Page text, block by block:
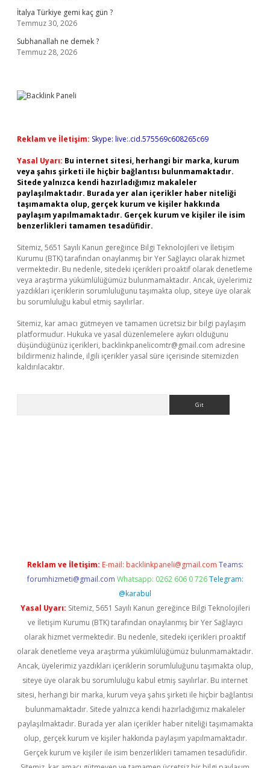
İtalya Türkiye gemi kaç gün ?
Temmuz 30, 2026
Subhanallah ne demek ?
Temmuz 28, 2026
Reklam ve İletişim: Skype: live:.cid.575569c608265c69
Yasal Uyarı: Bu internet sitesi, herhangi bir marka, kurum
veya şahıs şirketi ile hiçbir bağlantısı bulunmamaktadır.
Sitede yalnızca kendi hazırladığımız makaleler
paylaşılmaktadır. Burada yer alan içerikler haber niteliği
taşımamakta olup, gerçek kurum ve kişiler hakkında
paylaşım yapılmamaktadır. Gerçek kurum ve kişiler ile isim
benzerlikleri tamamen tesadüfidir.
Sitemiz, 5651 Sayılı Kanun gereğince Bilgi Teknolojileri ve İletişim
Kurumu (BTK) tarafından onaylanmış bir Yer Sağlayıcı olarak hizmet
vermektedir. Bu nedenle, sitedeki içerikleri proaktif olarak denetleme
veya araştırma yükümlülüğümüz bulunmamaktadır. Ancak, üyelerimiz
yazdıkları içeriklerin sorumluluğunu taşımakta olup, siteye üye olarak
bu sorumluluğu kabul etmiş sayılırlar.
Sitemiz, kar amacı gütmeyen ve tamamen ücretsiz bir bilgi paylaşım
platformudur. Hukuka ve yasal düzenlemelere aykırı olduğunu
düşündüğünüz içerikleri, backlinkpanelicomtr@gmail.com adresine
bildirmeniz halinde, ilgili içerikler yasal süre içerisinde sitemizden
kaldırılacaktır.
Reklam ve İletişim: E-mail: backlinkpaneli@gmail.com Teams:
forumhizmeti@gmail.com Whatsapp: 0262 606 0 726 Telegram:
@karabul
Yasal Uyarı: Sitemiz, 5651 Sayılı Kanun gereğince Bilgi Teknolojileri
ve İletişim Kurumu (BTK) tarafından onaylanmış bir Yer Sağlayıcı
olarak hizmet vermektedir. Bu nedenle, sitedeki içerikleri proaktif
olarak denetleme veya araştırma yükümlülüğümüz bulunmamaktadır.
Ancak, üyelerimiz yazdıkları içeriklerin sorumluluğunu taşımakta olup,
siteye üye olarak bu sorumluluğu kabul etmiş sayılırlar. Bu internet
sitesi, herhangi bir marka, kurum veya şahıs şirketi ile hiçbir bağlantısı
bulunmamaktadır. Sitede yalnızca kendi hazırladığımız makaleler
paylaşılmaktadır. Burada yer alan içerikler haber niteliği taşımamakta
olup, gerçek kurum ve kişiler hakkında paylaşım yapılmamaktadır.
Gerçek kurum ve kişiler ile isim benzerlikleri tamamen tesadüfidir.